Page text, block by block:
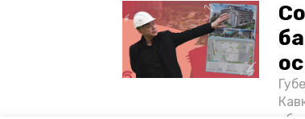
Фото: